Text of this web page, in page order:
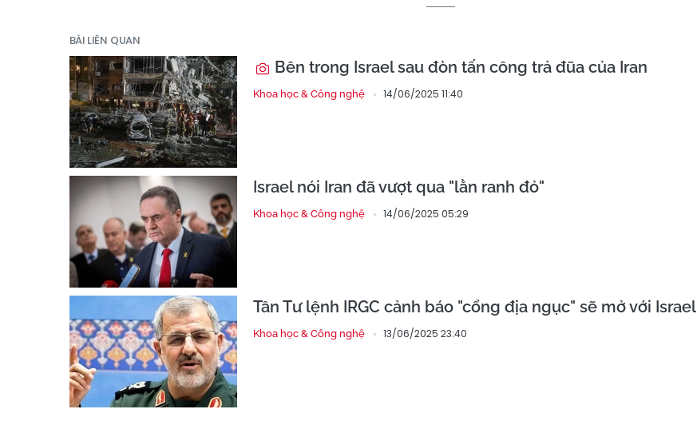
BÀI LIÊN QUAN
Bên trong Israel sau đòn tấn công trả đũa của Iran
Khoa học & Công nghệ 14/06/2025 11:40
Israel nói Iran đã vượt qua "lằn ranh đỏ"
Khoa học & Công nghệ 14/06/2025 05:29
Tân Tư lệnh IRGC cảnh báo "cổng địa ngục" sẽ mở với Israel
Khoa học & Công nghệ 13/06/2025 23:40